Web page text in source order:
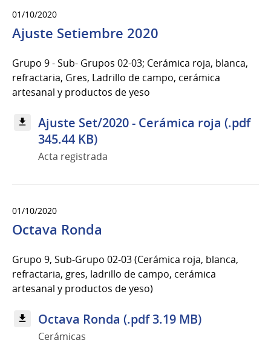
01/10/2020
Ajuste Setiembre 2020
Grupo 9 - Sub- Grupos 02-03; Cerámica roja, blanca,
refractaria, Gres, Ladrillo de campo, cerámica
artesanal y productos de yeso
Ajuste Set/2020 - Cerámica roja (.pdf
345.44 KB)
Acta registrada
01/10/2020
Octava Ronda
Grupo 9, Sub-Grupo 02-03 (Cerámica roja, blanca,
refractaria, gres, ladrillo de campo, cerámica
artesanal y productos de yeso)
Octava Ronda (.pdf 3.19 MB)
Cerámicas